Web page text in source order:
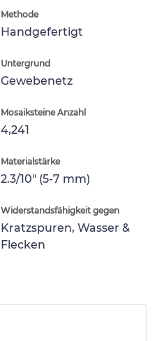
Methode
Handgefertigt
Untergrund
Gewebenetz
Mosaiksteine Anzahl
4,241
Materialstärke
2.3/10" (5-7 mm)
Widerstandsfähigkeit gegen
Kratzspuren, Wasser &
Flecken